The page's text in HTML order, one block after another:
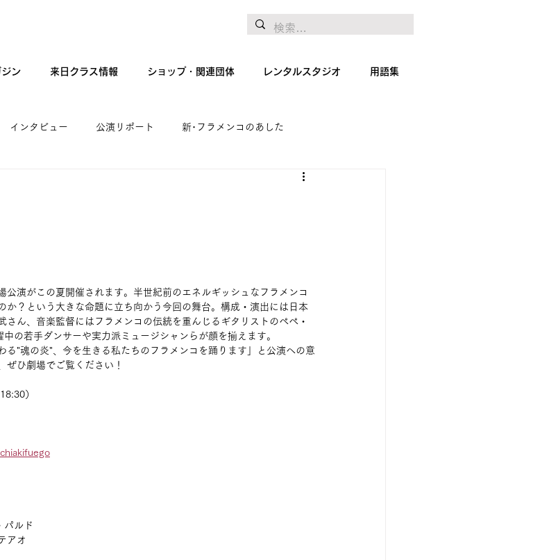
ン 来日クラス情報 ショップ・関連団体 レンタルスタジオ 用語集
インタビュー 公演リポート 新･フラメンコのあした
絵画
演がこの夏開催されます。半世紀前のエネルギッシュなフラメンコ
か？という大きな命題に立ち向かう今回の舞台。構成・演出には日本
ん、音楽監督にはフラメンコの伝統を重んじるギタリストのぺぺ・
の若手ダンサーや実力派ミュージシャンらが顔を揃えます。
"魂の炎"、今を生きる私たちのフラメンコを踊ります」と公演への意
ぜひ劇場でご覧ください！
）
パルド
アオ